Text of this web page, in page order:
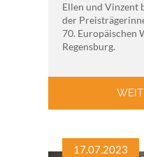
Ellen und Vinzent
der
70. Europäischen
Regensburg.
17.07.2023